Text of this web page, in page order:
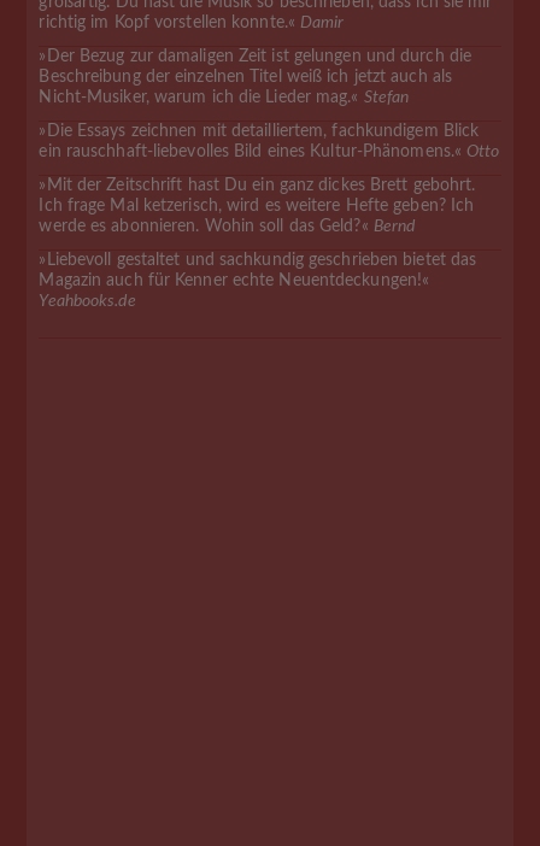
richtig im Kopf vorstellen konnte.« Damir
»Der Bezug zur damaligen Zeit ist gelungen und durch die
Beschreibung der einzelnen Titel weiß ich jetzt auch als
Nicht-Musiker, warum ich die Lieder mag.« Stefan
»Die Essays zeichnen mit detailliertem, fachkundigem Blick
ein rauschhaft-liebevolles Bild eines Kultur-Phänomens.« Otto
»Mit der Zeitschrift hast Du ein ganz dickes Brett gebohrt.
Ich frage Mal ketzerisch, wird es weitere Hefte geben? Ich
werde es abonnieren. Wohin soll das Geld?« Bernd
»Liebevoll gestaltet und sachkundig geschrieben bietet das
Magazin auch für Kenner echte Neuentdeckungen!«
Yeahbooks.de